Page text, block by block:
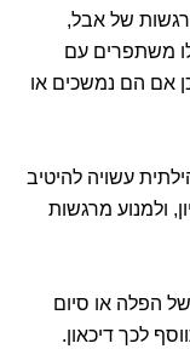
רגשות של אבל,
משתפרים עם
אם הם נמשכים או
עשויה להיטיב
ולמנוע מרגשות
של הפלה או סיום
לכך דיכאון.